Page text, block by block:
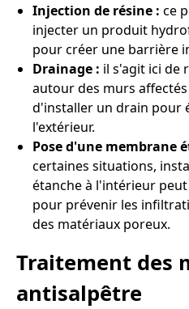
Injection de résine : ce
injecter un produit
pour créer une barrière
Drainage : il s'agit ici de
autour des murs affectés
d'installer un drain pour
l'extérieur.
Pose d'une membrane
certaines situations,
étanche à l'intérieur
pour prévenir les
des matériaux poreux.
Traitement des
antisalpêtre